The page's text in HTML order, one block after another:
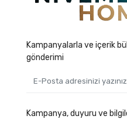
Kampanyalarla ve içerik
gönderimi
Kampanya, duyuru ve